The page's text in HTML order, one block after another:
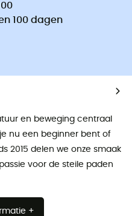
100 dagen
en beweging centraal
nu een beginner bent of
2015 delen we onze smaak
voor de steile paden
+